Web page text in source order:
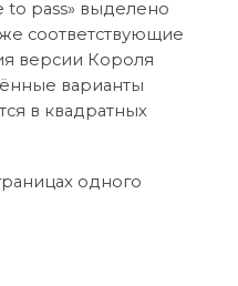
to pass» выделено
соответствующие
версии Короля
варианты
в квадратных
одного